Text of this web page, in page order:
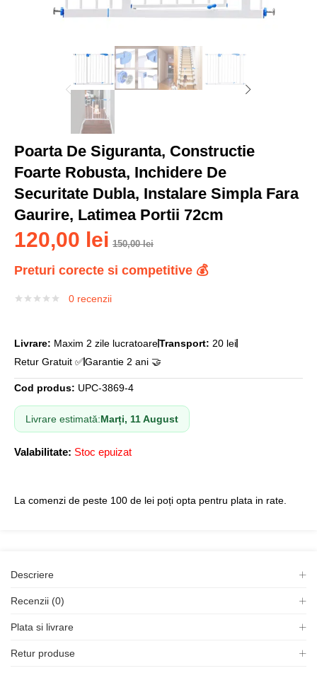
Poarta De Siguranta, Constructie
Foarte Robusta, Inchidere De
Securitate Dubla, Instalare Simpla Fara
Gaurire, Latimea Portii 72cm
120,00 lei 150,00lei
Preturi corecte si competitive 💰
0 recenzii
Livrare: Maxim 2 zile lucratoareTransport: 20 lei
Retur Gratuit ✅Garantie 2 ani 🤝
Cod produs: UPC-3869-4
Livrare estimată:Marți, 11 August
Valabilitate: Stoc epuizat
La comenzi de peste 100 de lei poți opta pentru plata in rate.
Descriere
Recenzii (0)
Plata si livrare
Retur produse